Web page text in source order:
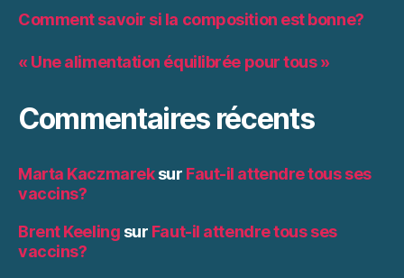
Comment savoir si la composition est bonne?
« Une alimentation équilibrée pour tous »
Commentaires récents
Marta Kaczmareksur Faut-il attendre tous ses
vaccins?
Brent Keeling sur Faut-il attendre tous ses
vaccins?